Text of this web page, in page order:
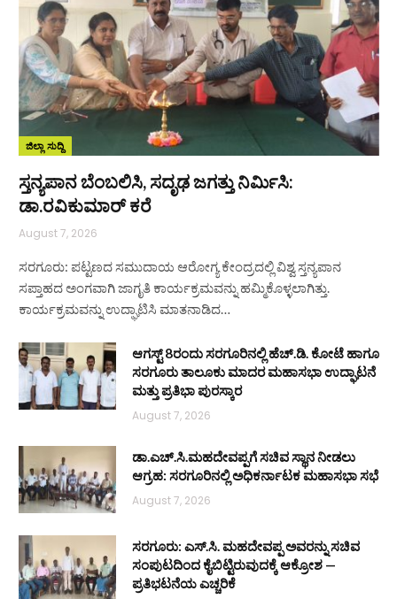
ಜಿಲ್ಲಾ ಸುದ್ದಿ
ಸ್ತನ್ಯಪಾನ ಬೆಂಬಲಿಸಿ, ಸದೃಢ ಜಗತ್ತು ನಿರ್ಮಿಸಿ:
ಡಾ.ರವಿಕುಮಾರ್ ಕರೆ
August 7, 2026
ಸರಗೂರು: ಪಟ್ಟಣದ ಸಮುದಾಯ ಆರೋಗ್ಯ ಕೇಂದ್ರದಲ್ಲಿ ವಿಶ್ವ ಸ್ತನ್ಯಪಾನ
ಸಪ್ತಾಹದ ಅಂಗವಾಗಿ ಜಾಗೃತಿ ಕಾರ್ಯಕ್ರಮವನ್ನು ಹಮ್ಮಿಕೊಳ್ಳಲಾಗಿತ್ತು.
ಕಾರ್ಯಕ್ರಮವನ್ನು ಉದ್ಘಾಟಿಸಿ ಮಾತನಾಡಿದ…
ಆಗಸ್ಟ್ 8ರಂದು ಸರಗೂರಿನಲ್ಲಿ ಹೆಚ್.ಡಿ. ಕೋಟೆ ಹಾಗೂ
ಸರಗೂರು ತಾಲೂಕು ಮಾದರ ಮಹಾಸಭಾ ಉದ್ಘಾಟನೆ
ಮತ್ತು ಪ್ರತಿಭಾ ಪುರಸ್ಕಾರ
August 7, 2026
ಡಾ.ಎಚ್.ಸಿ.ಮಹದೇವಪ್ಪಗೆ ಸಚಿವ ಸ್ಥಾನ ನೀಡಲು
ಆಗ್ರಹ: ಸರಗೂರಿನಲ್ಲಿ ಅಧಿಕರ್ನಾಟಕ ಮಹಾಸಭಾ ಸಭೆ
August 7, 2026
ಸರಗೂರು: ಎಸ್.ಸಿ. ಮಹದೇವಪ್ಪ ಅವರನ್ನು ಸಚಿವ
ಸಂಪುಟದಿಂದ ಕೈಬಿಟ್ಟಿರುವುದಕ್ಕೆ ಆಕ್ರೋಶ —
ಪ್ರತಿಭಟನೆಯ ಎಚ್ಚರಿಕೆ